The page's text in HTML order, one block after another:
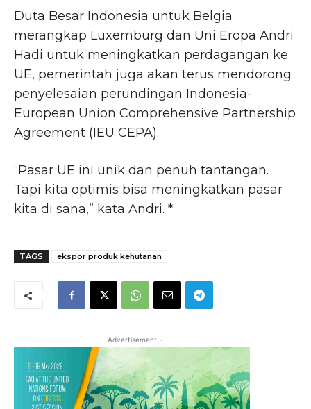
Duta Besar Indonesia untuk Belgia
merangkap Luxemburg dan Uni Eropa Andri
Hadi untuk meningkatkan perdagangan ke
UE, pemerintah juga akan terus mendorong
penyelesaian perundingan Indonesia-
European Union Comprehensive Partnership
Agreement (IEU CEPA).
“Pasar UE ini unik dan penuh tantangan.
Tapi kita optimis bisa meningkatkan pasar
kita di sana,” kata Andri. *
TAGS ekspor produk kehutanan
- Advertisement -